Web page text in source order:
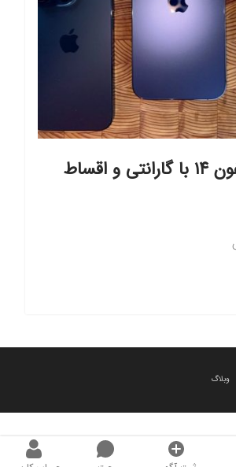
فروش آیفون ۱۴ با گارانتی و اقساط
وبلاگ